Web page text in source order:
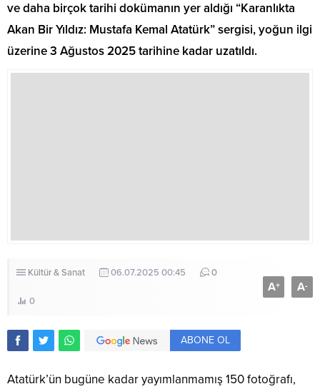
ve daha birçok tarihi dokümanın yer aldığı “Karanlıkta
Akan Bir Yıldız: Mustafa Kemal Atatürk” sergisi, yoğun ilgi
üzerine 3 Ağustos 2025 tarihine kadar uzatıldı.
Kültür & Sanat 06.07.2025 00:45 0
0
A+ A-
ABONE OL
Atatürk’ün bugüne kadar yayımlanmamış 150 fotoğrafı,